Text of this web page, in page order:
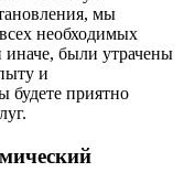
мы
необходимых
иначе, были утрачены
и
будете приятно